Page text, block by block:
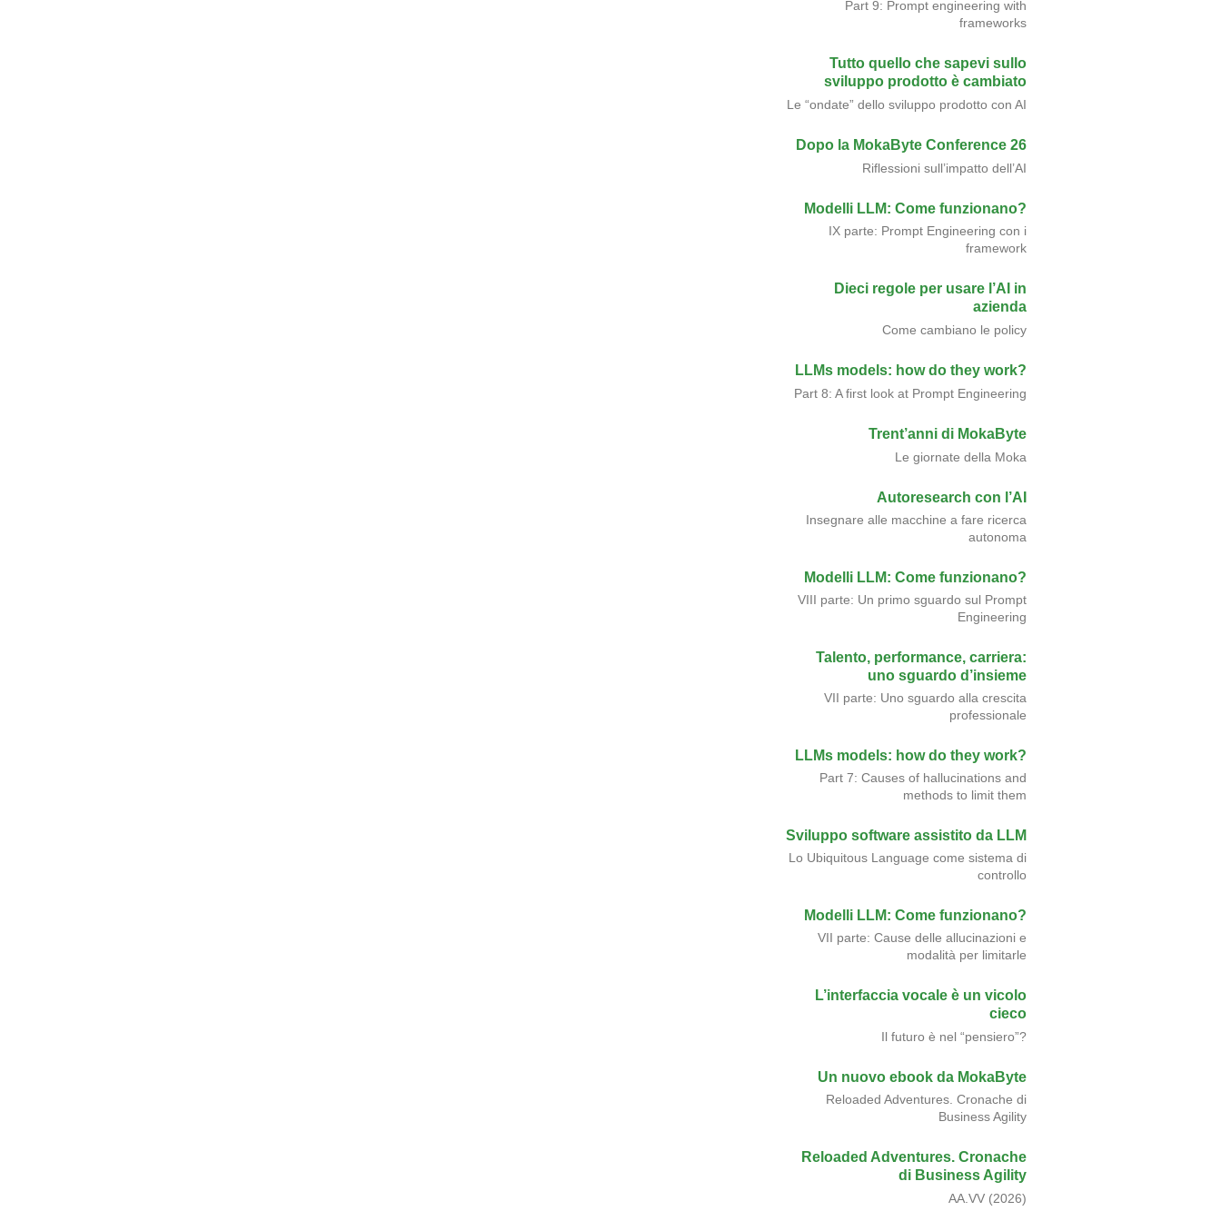
Part 9: Prompt engineering with
frameworks
Tutto quello che sapevi sullo
sviluppo prodotto è cambiato
Le “ondate” dello sviluppo prodotto con AI
Dopo la MokaByte Conference 26
Riflessioni sull’impatto dell’AI
Modelli LLM: Come funzionano?
IX parte: Prompt Engineering con i
framework
Dieci regole per usare l’AI in
azienda
Come cambiano le policy
LLMs models: how do they work?
Part 8: A first look at Prompt Engineering
Trent’anni di MokaByte
Le giornate della Moka
Autoresearch con l’AI
Insegnare alle macchine a fare ricerca
autonoma
Modelli LLM: Come funzionano?
VIII parte: Un primo sguardo sul Prompt
Engineering
Talento, performance, carriera:
uno sguardo d’insieme
VII parte: Uno sguardo alla crescita
professionale
LLMs models: how do they work?
Part 7: Causes of hallucinations and
methods to limit them
Sviluppo software assistito da LLM
Lo Ubiquitous Language come sistema di
controllo
Modelli LLM: Come funzionano?
VII parte: Cause delle allucinazioni e
modalità per limitarle
L’interfaccia vocale è un vicolo
cieco
Il futuro è nel “pensiero”?
Un nuovo ebook da MokaByte
Reloaded Adventures. Cronache di
Business Agility
Reloaded Adventures. Cronache
di Business Agility
AA.VV (2026)